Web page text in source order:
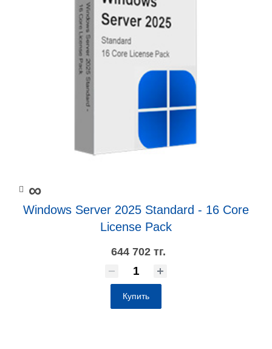
∞
Windows Server 2025 Standard - 16 Core
License Pack
644 702 тг.
Купить